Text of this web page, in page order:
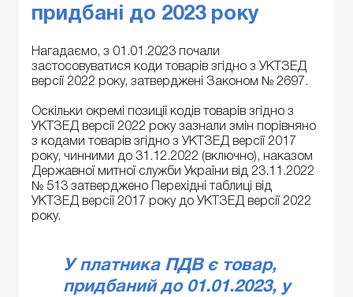
придбані до 2023 року
Нагадаємо, з 01.01.2023 почали
застосовуватися коди товарів згідно з УКТЗЕД
версії 2022 року, затверджені Законом № 2697.
Оскільки окремі позиції кодів товарів згідно з
УКТЗЕД версії 2022 року зазнали змін порівняно
з кодами товарів згідно з УКТЗЕД версії 2017
року, чинними до 31.12.2022 (включно), наказом
Державної митної служби України від 23.11.2022
№ 513 затверджено Перехідні таблиці від
УКТЗЕД версії 2017 року до УКТЗЕД версії 2022
року.
У платника ПДВ є товар,
придбаний до 01.01.2023, у